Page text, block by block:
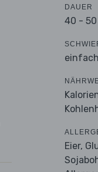
DAUER
40 -
einfach
Eier,